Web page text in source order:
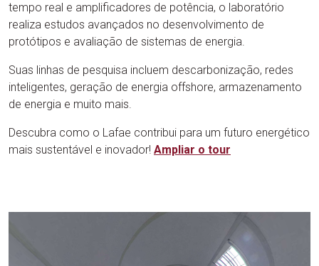
tempo real e amplificadores de potência, o laboratório
realiza estudos avançados no desenvolvimento de
protótipos e avaliação de sistemas de energia.
Suas linhas de pesquisa incluem descarbonização, redes
inteligentes, geração de energia offshore, armazenamento
de energia e muito mais.
Descubra como o Lafae contribui para um futuro energético
mais sustentável e inovador! Ampliar o tour